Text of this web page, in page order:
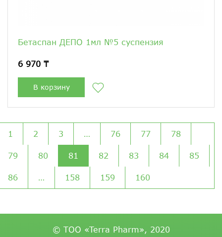
Бетаспан ДЕПО 1мл №5 суспензия
6 970 ₸
В корзину
1 2 3 76 77 78
79 80 81 82 83 84 85
86 158 159 160
© ТОО «Terra Pharm», 2020